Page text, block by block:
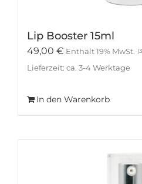
Lip Booster 15ml
49,00 € Enthält 19% MwSt. (
Lieferzeit: ca. 3-4 Werktage
In den Warenkorb